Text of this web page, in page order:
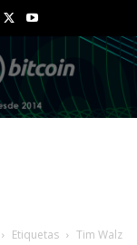
Etiquetas Tim Walz